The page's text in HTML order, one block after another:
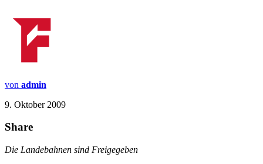
von admin
9. Oktober 2009
Share
Die Landebahnen sind Freigegeben